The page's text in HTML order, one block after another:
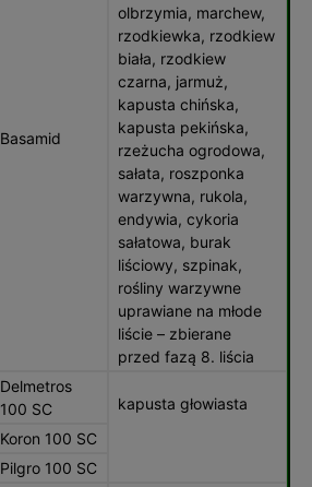
Basamid
olbrzymia, marchew,
rzodkiewka, rzodkiew
biała, rzodkiew
czarna, jarmuż,
kapusta chińska,
kapusta pekińska,
rzeżucha ogrodowa,
sałata, roszponka
warzywna, rukola,
endywia, cykoria
sałatowa, burak
liściowy, szpinak,
rośliny warzywne
uprawiane na młode
liście – zbierane
przed fazą 8. liścia
Delmetros
100 SC
kapusta głowiasta
Koron 100 SC
Pilgro 100 SC